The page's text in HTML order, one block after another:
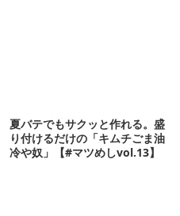
夏バテでもサクッと作れる。盛
り付けるだけの「キムチごま油
冷や奴」【#マツめしvol.13】